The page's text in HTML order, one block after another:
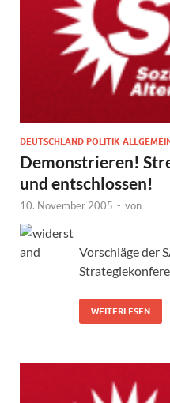
DEUTSCHLAND POLITIK
Demonstrieren!
und entschlossen!
10. November 2005 - von
Vorschläge der
WEITERLESEN